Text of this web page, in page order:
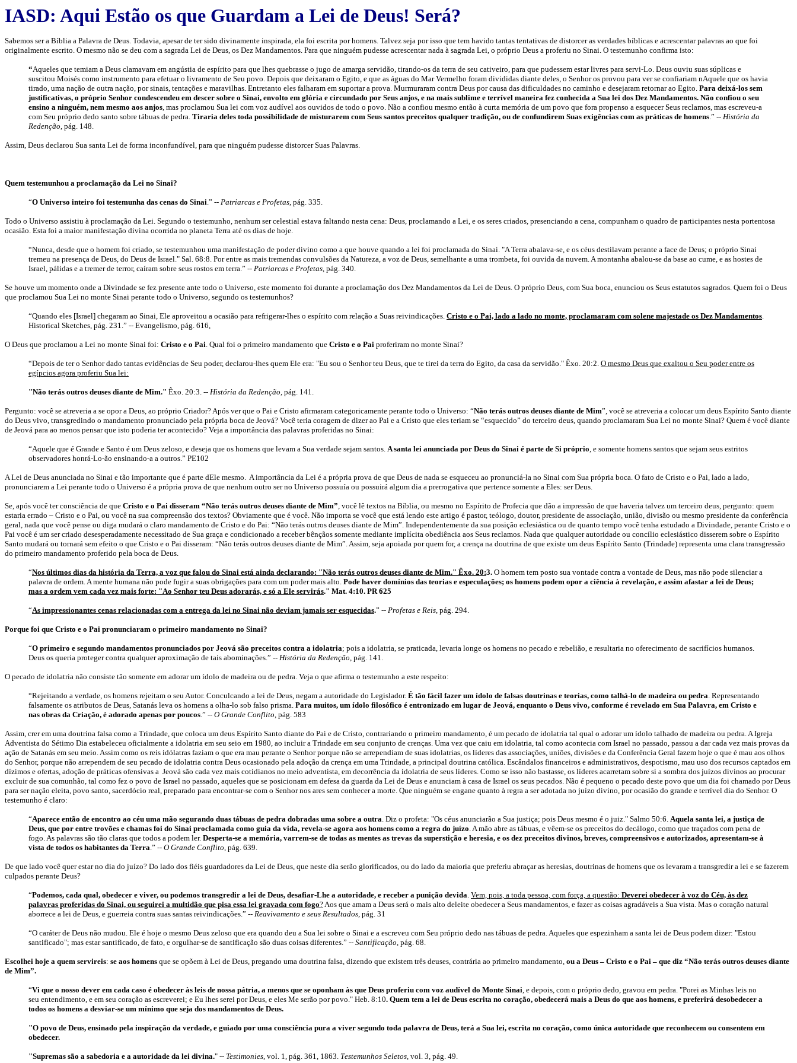
IASD: Aqui Estão os que Guardam a Lei de Deus! Será?
Sabemos ser a Bíblia a Palavra de Deus. Todavia, apesar de ter sido divinamente inspirada, ela foi escrita por homens. Talvez seja por isso que tem havido tantas tentativas de distorcer as verdades bíblicas e acrescentar palavras ao que foi
originalmente escrito. O mesmo não se deu com a sagrada Lei de Deus, os Dez Mandamentos. Para que ninguém pudesse acrescentar nada à sagrada Lei, o próprio Deus a proferiu no Sinai. O testemunho confirma isto:
“Aqueles que temiam a Deus clamavam em angústia de espírito para que lhes quebrasse o jugo de amarga servidão, tirando-os da terra de seu cativeiro, para que pudessem estar livres para servi-Lo. Deus ouviu suas súplicas e
suscitou Moisés como instrumento para efetuar o livramento de Seu povo. Depois que deixaram o Egito, e que as águas do Mar Vermelho foram divididas diante deles, o Senhor os provou para ver se confiariam nAquele que os havia
tirado, uma nação de outra nação, por sinais, tentações e maravilhas. Entretanto eles falharam em suportar a prova. Murmuraram contra Deus por causa das dificuldades no caminho e desejaram retornar ao Egito. Para deixá-los sem
justificativas, o próprio Senhor condescendeu em descer sobre o Sinai, envolto em glória e circundado por Seus anjos, e na mais sublime e terrível maneira fez conhecida a Sua lei dos Dez Mandamentos. Não confiou o seu
ensino a ninguém, nem mesmo aos anjos, mas proclamou Sua lei com voz audível aos ouvidos de todo o povo. Não a confiou mesmo então à curta memória de um povo que fora propenso a esquecer Seus reclamos, mas escreveu-a
com Seu próprio dedo santo sobre tábuas de pedra. Tiraria deles toda possibilidade de misturarem com Seus santos preceitos qualquer tradição, ou de confundirem Suas exigências com as práticas de homens.” -- História da
Redenção, pág. 148.
Assim, Deus declarou Sua santa Lei de forma inconfundível, para que ninguém pudesse distorcer Suas Palavras.
Quem testemunhou a proclamação da Lei no Sinai?
“O Universo inteiro foi testemunha das cenas do Sinai.” -- Patriarcas e Profetas, pág. 335.
Todo o Universo assistiu à proclamação da Lei. Segundo o testemunho, nenhum ser celestial estava faltando nesta cena: Deus, proclamando a Lei, e os seres criados, presenciando a cena, compunham o quadro de participantes nesta portentosa
ocasião. Esta foi a maior manifestação divina ocorrida no planeta Terra até os dias de hoje.
“Nunca, desde que o homem foi criado, se testemunhou uma manifestação de poder divino como a que houve quando a lei foi proclamada do Sinai. "A Terra abalava-se, e os céus destilavam perante a face de Deus; o próprio Sinai
tremeu na presença de Deus, do Deus de Israel." Sal. 68:8. Por entre as mais tremendas convulsões da Natureza, a voz de Deus, semelhante a uma trombeta, foi ouvida da nuvem. A montanha abalou-se da base ao cume, e as hostes de
Israel, pálidas e a tremer de terror, caíram sobre seus rostos em terra.” -- Patriarcas e Profetas, pág. 340.
Se houve um momento onde a Divindade se fez presente ante todo o Universo, este momento foi durante a proclamação dos Dez Mandamentos da Lei de Deus. O próprio Deus, com Sua boca, enunciou os Seus estatutos sagrados. Quem foi o Deus
que proclamou Sua Lei no monte Sinai perante todo o Universo, segundo os testemunhos?
“Quando eles [Israel] chegaram ao Sinai, Ele aproveitou a ocasião para refrigerar-lhes o espírito com relação a Suas reivindicações. Cristo e o Pai, lado a lado no monte, proclamaram com solene majestade os Dez Mandamentos.
Historical Sketches, pág. 231.” -- Evangelismo, pág. 616,
O Deus que proclamou a Lei no monte Sinai foi: Cristo e o Pai. Qual foi o primeiro mandamento que Cristo e o Pai proferiram no monte Sinai?
“Depois de ter o Senhor dado tantas evidências de Seu poder, declarou-lhes quem Ele era: "Eu sou o Senhor teu Deus, que te tirei da terra do Egito, da casa da servidão." Êxo. 20:2. O mesmo Deus que exaltou o Seu poder entre os
egípcios agora proferiu Sua lei:
"Não terás outros deuses diante de Mim." Êxo. 20:3. -- História da Redenção, pág. 141.
Pergunto: você se atreveria a se opor a Deus, ao próprio Criador? Após ver que o Pai e Cristo afirmaram categoricamente perante todo o Universo: “Não terás outros deuses diante de Mim”, você se atreveria a colocar um deus Espírito Santo diante
do Deus vivo, transgredindo o mandamento pronunciado pela própria boca de Jeová? Você teria coragem de dizer ao Pai e a Cristo que eles teriam se “esquecido” do terceiro deus, quando proclamaram Sua Lei no monte Sinai? Quem é você diante
de Jeová para ao menos pensar que isto poderia ter acontecido? Veja a importância das palavras proferidas no Sinai:
“Aquele que é Grande e Santo é um Deus zeloso, e deseja que os homens que levam a Sua verdade sejam santos. A santa lei anunciada por Deus do Sinai é parte de Si próprio, e somente homens santos que sejam seus estritos
observadores honrá-Lo-ão ensinando-a a outros.” PE102
A Lei de Deus anunciada no Sinai e tão importante que é parte dEle mesmo. A importância da Lei é a própria prova de que Deus de nada se esqueceu ao pronunciá-la no Sinai com Sua própria boca. O fato de Cristo e o Pai, lado a lado,
pronunciarem a Lei perante todo o Universo é a própria prova de que nenhum outro ser no Universo possuía ou possuirá algum dia a prerrogativa que pertence somente a Eles: ser Deus.
Se, após você ter consciência de que Cristo e o Pai disseram “Não terás outros deuses diante de Mim”, você lê textos na Bíblia, ou mesmo no Espírito de Profecia que dão a impressão de que haveria talvez um terceiro deus, pergunto: quem
estaria errado – Cristo e o Pai, ou você na sua compreensão dos textos? Obviamente que é você. Não importa se você que está lendo este artigo é pastor, teólogo, doutor, presidente de associação, união, divisão ou mesmo presidente da conferência
geral, nada que você pense ou diga mudará o claro mandamento de Cristo e do Pai: “Não terás outros deuses diante de Mim”. Independentemente da sua posição eclesiástica ou de quanto tempo você tenha estudado a Divindade, perante Cristo e o
Pai você é um ser criado desesperadamente necessitado de Sua graça e condicionado a receber bênçãos somente mediante implícita obediência aos Seus reclamos. Nada que qualquer autoridade ou concílio eclesiástico disserem sobre o Espírito
Santo mudará ou tornará sem efeito o que Cristo e o Pai disseram: “Não terás outros deuses diante de Mim”. Assim, seja apoiada por quem for, a crença na doutrina de que existe um deus Espírito Santo (Trindade) representa uma clara transgressão
do primeiro mandamento proferido pela boca de Deus.
“Nos últimos dias da história da Terra, a voz que falou do Sinai está ainda declarando: "Não terás outros deuses diante de Mim." Êxo. 20:3. O homem tem posto sua vontade contra a vontade de Deus, mas não pode silenciar a
palavra de ordem. A mente humana não pode fugir a suas obrigações para com um poder mais alto. Pode haver domínios das teorias e especulações; os homens podem opor a ciência à revelação, e assim afastar a lei de Deus;
mas a ordem vem cada vez mais forte: "Ao Senhor teu Deus adorarás, e só a Ele servirás." Mat. 4:10. PR 625
“As impressionantes cenas relacionadas com a entrega da lei no Sinai não deviam jamais ser esquecidas.” -- Profetas e Reis, pág. 294.
Porque foi que Cristo e o Pai pronunciaram o primeiro mandamento no Sinai?
“O primeiro e segundo mandamentos pronunciados por Jeová são preceitos contra a idolatria; pois a idolatria, se praticada, levaria longe os homens no pecado e rebelião, e resultaria no oferecimento de sacrifícios humanos.
Deus os queria proteger contra qualquer aproximação de tais abominações.” -- História da Redenção, pág. 141.
O pecado de idolatria não consiste tão somente em adorar um ídolo de madeira ou de pedra. Veja o que afirma o testemunho a este respeito:
“Rejeitando a verdade, os homens rejeitam o seu Autor. Conculcando a lei de Deus, negam a autoridade do Legislador. É tão fácil fazer um ídolo de falsas doutrinas e teorias, como talhá-lo de madeira ou pedra. Representando
falsamente os atributos de Deus, Satanás leva os homens a olha-lo sob falso prisma. Para muitos, um ídolo filosófico é entronizado em lugar de Jeová, enquanto o Deus vivo, conforme é revelado em Sua Palavra, em Cristo e
nas obras da Criação, é adorado apenas por poucos.” -- O Grande Conflito, pág. 583
Assim, crer em uma doutrina falsa como a Trindade, que coloca um deus Espírito Santo diante do Pai e de Cristo, contrariando o primeiro mandamento, é um pecado de idolatria tal qual o adorar um ídolo talhado de madeira ou pedra. A Igreja
Adventista do Sétimo Dia estabeleceu oficialmente a idolatria em seu seio em 1980, ao incluir a Trindade em seu conjunto de crenças. Uma vez que caiu em idolatria, tal como acontecia com Israel no passado, passou a dar cada vez mais provas da
ação de Satanás em seu meio. Assim como os reis idólatras faziam o que era mau perante o Senhor porque não se arrependiam de suas idolatrias, os líderes das associações, uniões, divisões e da Conferência Geral fazem hoje o que é mau aos olhos
do Senhor, porque não arrependem de seu pecado de idolatria contra Deus ocasionado pela adoção da crença em uma Trindade, a principal doutrina católica. Escândalos financeiros e administrativos, despotismo, mau uso dos recursos captados em
dízimos e ofertas, adoção de práticas ofensivas a Jeová são cada vez mais cotidianos no meio adventista, em decorrência da idolatria de seus líderes. Como se isso não bastasse, os líderes acarretam sobre si a sombra dos juízos divinos ao procurar
excluir de sua comunhão, tal como fez o povo de Israel no passado, aqueles que se posicionam em defesa da guarda da Lei de Deus e anunciam à casa de Israel os seus pecados. Não é pequeno o pecado deste povo que um dia foi chamado por Deus
para ser nação eleita, povo santo, sacerdócio real, preparado para encontrar-se com o Senhor nos ares sem conhecer a morte. Que ninguém se engane quanto à regra a ser adotada no juízo divino, por ocasião do grande e terrível dia do Senhor. O
testemunho é claro:
“Aparece então de encontro ao céu uma mão segurando duas tábuas de pedra dobradas uma sobre a outra. Diz o profeta: "Os céus anunciarão a Sua justiça; pois Deus mesmo é o juiz." Salmo 50:6. Aquela santa lei, a justiça de
Deus, que por entre trovões e chamas foi do Sinai proclamada como guia da vida, revela-se agora aos homens como a regra do juízo. A mão abre as tábuas, e vêem-se os preceitos do decálogo, como que traçados com pena de
fogo. As palavras são tão claras que todos a podem ler. Desperta-se a memória, varrem-se de todas as mentes as trevas da superstição e heresia, e os dez preceitos divinos, breves, compreensivos e autorizados, apresentam-se à
vista de todos os habitantes da Terra.” -- O Grande Conflito, pág. 639.
De que lado você quer estar no dia do juízo? Do lado dos fiéis guardadores da Lei de Deus, que neste dia serão glorificados, ou do lado da maioria que preferiu abraçar as heresias, doutrinas de homens que os levaram a transgredir a lei e se fazerem
culpados perante Deus?
“Podemos, cada qual, obedecer e viver, ou podemos transgredir a lei de Deus, desafiar-Lhe a autoridade, e receber a punição devida. Vem, pois, a toda pessoa, com força, a questão: Deverei obedecer à voz do Céu, às dez
palavras proferidas do Sinai, ou seguirei a multidão que pisa essa lei gravada com fogo?Aos que amam a Deus será o mais alto deleite obedecer a Seus mandamentos, e fazer as coisas agradáveis a Sua vista. Mas o coração natural
aborrece a lei de Deus, e guerreia contra suas santas reivindicações.” -- Reavivamento e seus Resultados, pág. 31
“O caráter de Deus não mudou. Ele é hoje o mesmo Deus zeloso que era quando deu a Sua lei sobre o Sinai e a escreveu com Seu próprio dedo nas tábuas de pedra. Aqueles que espezinham a santa lei de Deus podem dizer: "Estou
santificado"; mas estar santificado, de fato, e orgulhar-se de santificação são duas coisas diferentes.” -- Santificação, pág. 68.
Escolhei hoje a quem servireis: se aos homens que se opõem à Lei de Deus, pregando uma doutrina falsa, dizendo que existem três deuses, contrária ao primeiro mandamento, ou a Deus – Cristo e o Pai – que diz “Não terás outros deuses diante
de Mim”.
“Vi que o nosso dever em cada caso é obedecer às leis de nossa pátria, a menos que se oponham às que Deus proferiu com voz audível do Monte Sinai, e depois, com o próprio dedo, gravou em pedra. "Porei as Minhas leis no
seu entendimento, e em seu coração as escreverei; e Eu lhes serei por Deus, e eles Me serão por povo." Heb. 8:10. Quem tem a lei de Deus escrita no coração, obedecerá mais a Deus do que aos homens, e preferirá desobedecer a
todos os homens a desviar-se um mínimo que seja dos mandamentos de Deus.
"O povo de Deus, ensinado pela inspiração da verdade, e guiado por uma consciência pura a viver segundo toda palavra de Deus, terá a Sua lei, escrita no coração, como única autoridade que reconhecem ou consentem em
obedecer.
"Supremas são a sabedoria e a autoridade da lei divina." -- Testimonies, vol. 1, pág. 361, 1863. Testemunhos Seletos, vol. 3, pág. 49.